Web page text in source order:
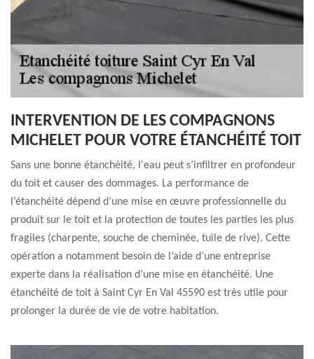
INTERVENTION DE LES COMPAGNONS
MICHELET POUR VOTRE ÉTANCHÉITÉ TOIT
Sans une bonne étanchéité, l'eau peut s’infiltrer en profondeur
du toit et causer des dommages. La performance de
l’étanchéité dépend d’une mise en œuvre professionnelle du
produit sur le toit et la protection de toutes les parties les plus
fragiles (charpente, souche de cheminée, tuile de rive). Cette
opération a notamment besoin de l’aide d’une entreprise
experte dans la réalisation d’une mise en étanchéité. Une
étanchéité de toit à Saint Cyr En Val 45590 est très utile pour
prolonger la durée de vie de votre habitation.